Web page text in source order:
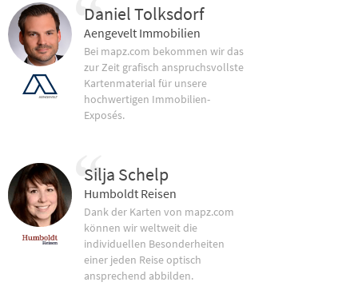
Daniel Tolksdorf
Aengevelt Immobilien
Bei mapz.com bekommen wir das
zur Zeit grafisch anspruchsvollste
Kartenmaterial für unsere
hochwertigen Immobilien-
Exposés.
Silja Schelp
Humboldt Reisen
Dank der Karten von mapz.com
können wir weltweit die
individuellen Besonderheiten
einer jeden Reise optisch
ansprechend abbilden.